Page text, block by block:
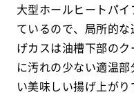
大型ホールヒートパ
ているので、局所的
げカスは油槽下部の
に汚れの少ない適温
い美味しい揚げ上がり